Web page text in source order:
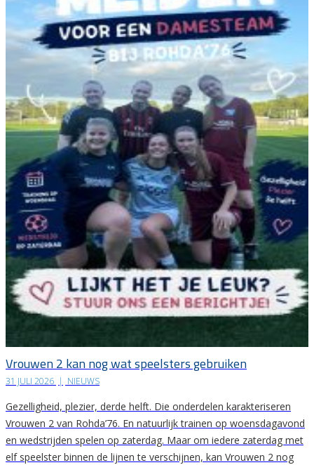
Vrouwen 2 kan nog wat speelsters gebruiken
31 JULI 2026 | NIEUWS
Gezelligheid, plezier, derde helft. Die onderdelen karakteriseren
Vrouwen 2 van Rohda’76. En natuurlijk trainen op woensdagavond
en wedstrijden spelen op zaterdag. Maar om iedere zaterdag met
elf speelster binnen de lijnen te verschijnen, kan Vrouwen 2 nog